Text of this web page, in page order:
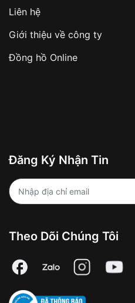
Liên hệ
Giới thiệu về công ty
Đồng hồ Online
Đăng Ký Nhận Tin
Theo Dõi Chúng Tôi